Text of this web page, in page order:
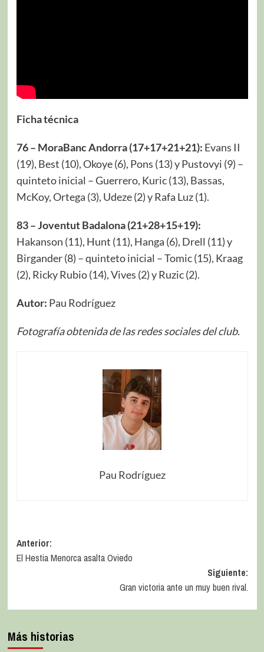
Ficha técnica
76 – MoraBanc Andorra (17+17+21+21): Evans II
(19), Best (10), Okoye (6), Pons (13) y Pustovyi (9) –
quinteto inicial – Guerrero, Kuric (13), Bassas,
McKoy, Ortega (3), Udeze (2) y Rafa Luz (1).
83 – Joventut Badalona (21+28+15+19):
Hakanson (11), Hunt (11), Hanga (6), Drell (11) y
Birgander (8) – quinteto inicial – Tomic (15), Kraag
(2), Ricky Rubio (14), Vives (2) y Ruzic (2).
Autor: Pau Rodríguez
Fotografía obtenida de las redes sociales del club.
Pau Rodríguez
Anterior:
El Hestia Menorca asalta Oviedo
Siguiente:
Gran victoria ante un muy buen rival.
Más historias